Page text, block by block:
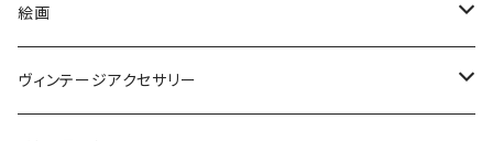
絵画
絵画ピアス
ヴィンテージアクセサリー